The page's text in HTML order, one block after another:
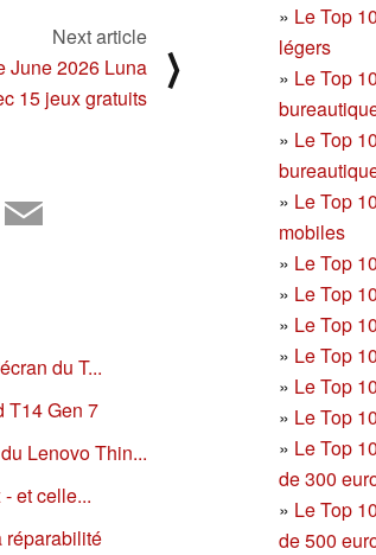
» Le Top
légers
» Le Top
» Le Top
» Le Top
mobiles
» Le Top
» Le Top
» Le Top
» Le Top
» Le Top
» Le Top
» Le Top
de 300
» Le Top
de 500
Next article
June 2026 Luna
15 jeux gratuits
⟩
du T...
T14 Gen 7
Lenovo Thin...
et celle...
réparabilité